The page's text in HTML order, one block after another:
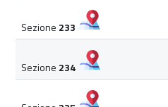
Sezione 233
Sezione 234